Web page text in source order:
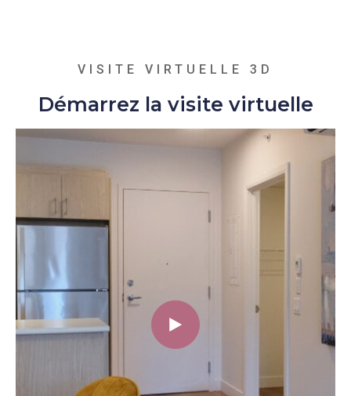
VISITE VIRTUELLE 3D
Démarrez la visite virtuelle